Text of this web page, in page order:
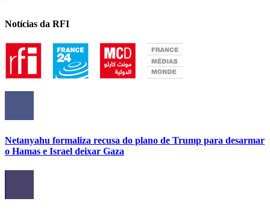
Notícias da RFI
Netanyahu formaliza recusa do plano de Trump para desarmar
o Hamas e Israel deixar Gaza